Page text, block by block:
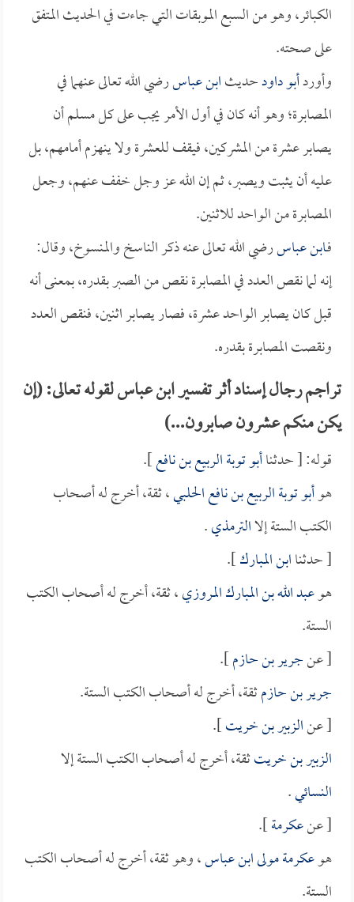
الكبائر، وهو من السبع الموبقات التي جاءت في الحديث المتفق
على صحته.
وأوردأبو داودحديثابن عباسرضي الله تعالى عنهما في
المصابرة؛ وهو أنه كان في أول الأمر يجب على كل مسلم أن
يصابر عشرة من المشركين، فيقف للعشرة ولا ينهزم أمامهم، بل
عليه أن يثبت ويصبر، ثم إن الله عز وجل خفف عنهم، وجعل
المصابرة من الواحد للاثنين.
فـابن عباسرضي الله تعالى عنه ذكر الناسخ والمنسوخ، وقال:
إنه لما نقص العدد في المصابرة نقص من الصبر بقدره، بمعنى أنه
قبل كان يصابر الواحد عشرة، فصار يصابر اثنين، فنقص العدد
ونقصت المصابرة بقدره.
تراجم رجال إسناد أثر تفسير ابن عباس لقوله تعالى: (إن
يكن منكم عشرون صابرون...)
قوله: [ حدثناأبو توبة الربيع بن نافع].
هوأبو توبة الربيع بن نافع الحلبي، ثقة، أخرج له أصحاب
الكتب الستة إلاالترمذي.
[ حدثناابن المبارك].
هوعبد الله بن المبارك المروزي، ثقة، أخرج له أصحاب الكتب
الستة.
[ عنجرير بن حازم].
جرير بن حازمثقة، أخرج له أصحاب الكتب الستة.
[ عنالزبير بن خريت].
الزبير بن خريتثقة، أخرج له أصحاب الكتب الستة إلا
النسائي.
[ عنعكرمة].
هوعكرمة مولى ابن عباس، وهو ثقة، أخرج له أصحاب الكتب
الستة.